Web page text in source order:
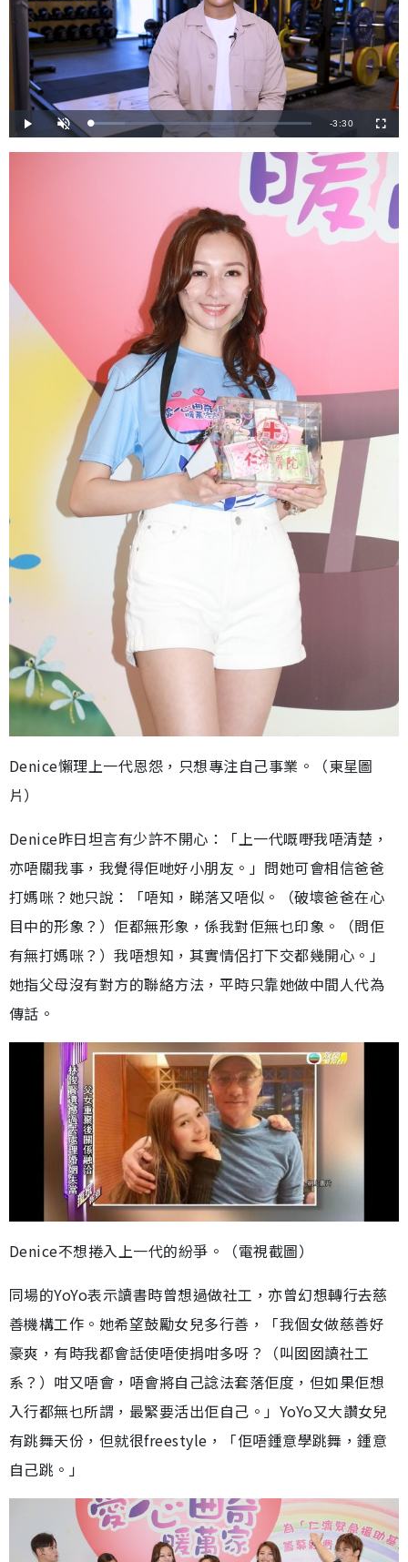
播
放
開
啟
效
載
入
畢
剩
餘
間
-3:30
全
螢
Denice懶理上一代恩怨，只想專注自己事業。（東星圖
片）
Denice昨日坦言有少許不開心：「上一代嘅嘢我唔清楚，
亦唔關我事，我覺得佢哋好小朋友。」問她可會相信爸爸
打媽咪？她只說：「唔知，睇落又唔似。（破壞爸爸在心
目中的形象？）佢都無形象，係我對佢無乜印象。（問佢
有無打媽咪？）我唔想知，其實情侶打下交都幾開心。」
她指父母沒有對方的聯絡方法，平時只靠她做中間人代為
傳話。
Denice不想捲入上一代的紛爭。（電視截圖）
同場的YoYo表示讀書時曾想過做社工，亦曾幻想轉行去慈
善機構工作。她希望鼓勵女兒多行善，「我個女做慈善好
豪爽，有時我都會話使唔使捐咁多呀？（叫囡囡讀社工
系？）咁又唔會，唔會將自己諗法套落佢度，但如果佢想
入行都無乜所謂，最緊要活出佢自己。」YoYo又大讚女兒
有跳舞天份，但就很freestyle，「佢唔鍾意學跳舞，鍾意
自己跳。」